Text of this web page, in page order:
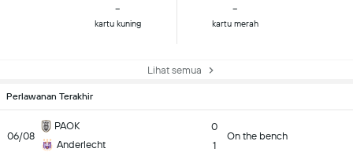
-
kartu kuning
-
kartu merah
Lihat semua
Perlawanan Terakhir
06/08
PAOK
Anderlecht
0
1
On the bench